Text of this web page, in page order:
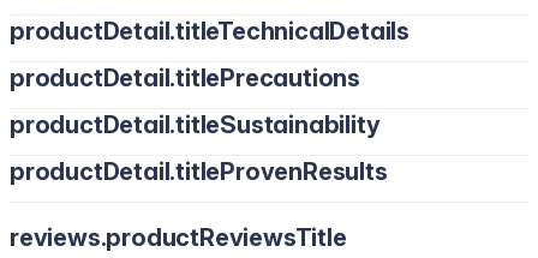
productDetail.titleTechnicalDetails
productDetail.titlePrecautions
productDetail.titleSustainability
productDetail.titleProvenResults
reviews.productReviewsTitle